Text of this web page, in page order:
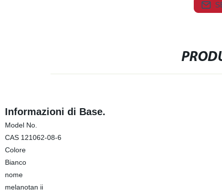
Informazioni di Base.
Model No.
CAS 121062-08-6
Colore
Bianco
nome
melanotan ii